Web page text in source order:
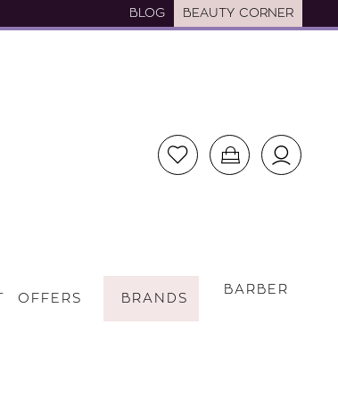
BLOG BEAUTY CORNER
OFFERS BRANDS
BARBER